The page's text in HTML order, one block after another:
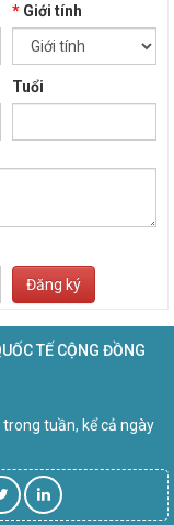
*Giới tính
Tuổi
Đăng ký
TẾ CỘNG ĐỒNG
tuần, kể cả ngày